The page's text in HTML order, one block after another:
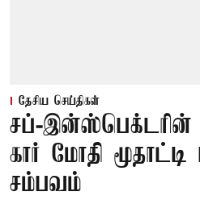
தேசிய செய்திகள்
சப்-
கார் மோதி மூதாட்டி
சம்பவம்